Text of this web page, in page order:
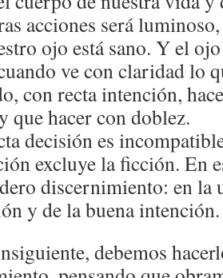
acciones será luminoso,
ojo está sano. Y el
ve con claridad lo
con recta intención,
que hacer con doblez.
decisión es
excluye la ficción. En
discernimiento: en la
y de la buena intención.
debemos